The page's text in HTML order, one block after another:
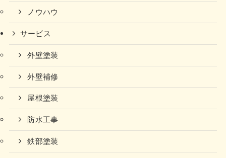
ノウハウ
サービス
外壁塗装
外壁補修
屋根塗装
防水工事
鉄部塗装